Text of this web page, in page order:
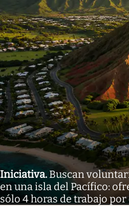
Iniciativa. Buscan
en una isla del Pacífico:
sólo 4 horas de trabajo por